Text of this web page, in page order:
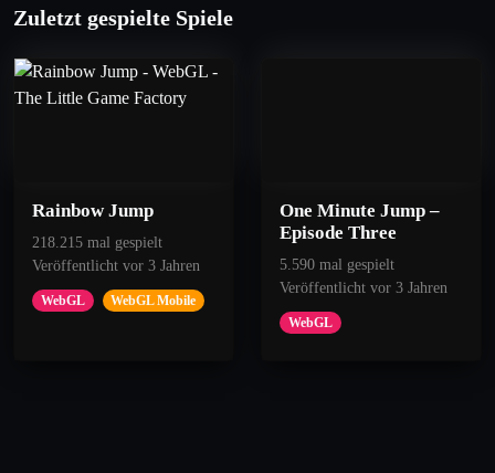
Zuletzt gespielte Spiele
Rainbow Jump
218.215 mal gespielt
Veröffentlicht vor 3 Jahren
WebGL WebGL Mobile
One Minute Jump –
Episode Three
5.590 mal gespielt
Veröffentlicht vor 3 Jahren
WebGL